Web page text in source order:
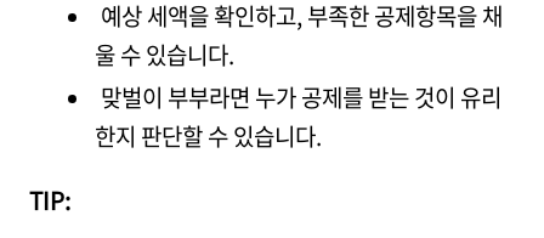
예상 세액을 확인하고, 부족한 공제항목을 채
울 수 있습니다.
맞벌이 부부라면 누가 공제를 받는 것이 유리
한지 판단할 수 있습니다.
TIP: